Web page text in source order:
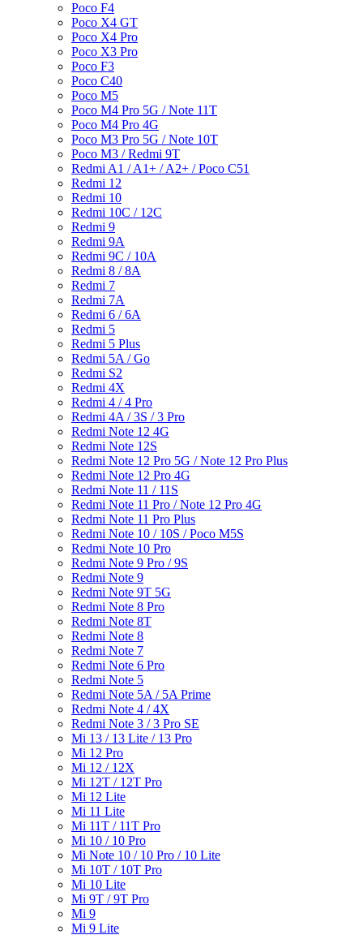
Poco F4
Poco X4 GT
Poco X4 Pro
Poco X3 Pro
Poco F3
Poco C40
Poco M5
Poco M4 Pro 5G / Note 11T
Poco M4 Pro 4G
Poco M3 Pro 5G / Note 10T
Poco M3 / Redmi 9T
Redmi A1 / A1+ / A2+ / Poco C51
Redmi 12
Redmi 10
Redmi 10C / 12C
Redmi 9
Redmi 9A
Redmi 9C / 10A
Redmi 8 / 8A
Redmi 7
Redmi 7A
Redmi 6 / 6A
Redmi 5
Redmi 5 Plus
Redmi 5A / Go
Redmi S2
Redmi 4X
Redmi 4 / 4 Pro
Redmi 4A / 3S / 3 Pro
Redmi Note 12 4G
Redmi Note 12S
Redmi Note 12 Pro 5G / Note 12 Pro Plus
Redmi Note 12 Pro 4G
Redmi Note 11 / 11S
Redmi Note 11 Pro / Note 12 Pro 4G
Redmi Note 11 Pro Plus
Redmi Note 10 / 10S / Poco M5S
Redmi Note 10 Pro
Redmi Note 9 Pro / 9S
Redmi Note 9
Redmi Note 9T 5G
Redmi Note 8 Pro
Redmi Note 8T
Redmi Note 8
Redmi Note 7
Redmi Note 6 Pro
Redmi Note 5
Redmi Note 5A / 5A Prime
Redmi Note 4 / 4X
Redmi Note 3 / 3 Pro SE
Mi 13 / 13 Lite / 13 Pro
Mi 12 Pro
Mi 12 / 12X
Mi 12T / 12T Pro
Mi 12 Lite
Mi 11 Lite
Mi 11T / 11T Pro
Mi 10 / 10 Pro
Mi Note 10 / 10 Pro / 10 Lite
Mi 10T / 10T Pro
Mi 10 Lite
Mi 9T / 9T Pro
Mi 9
Mi 9 Lite